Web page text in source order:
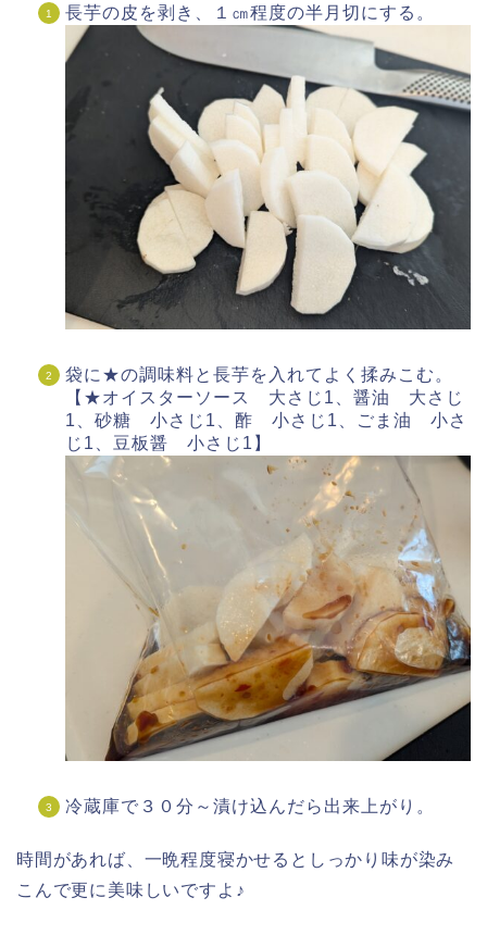
長芋の皮を剥き、１㎝程度の半月切にする。
袋に★の調味料と長芋を入れてよく揉みこむ。
【★オイスターソース 大さじ1、醤油 大さじ
1、砂糖 小さじ1、酢 小さじ1、ごま油 小さ
じ1、豆板醤 小さじ1】
冷蔵庫で３０分～漬け込んだら出来上がり。
時間があれば、一晩程度寝かせるとしっかり味が染み
こんで更に美味しいですよ♪